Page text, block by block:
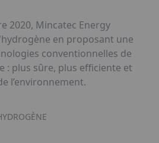
2020, Mincatec Energy
en proposant une
conventionnelles de
: plus sûre, plus efficiente et
l’environnement.